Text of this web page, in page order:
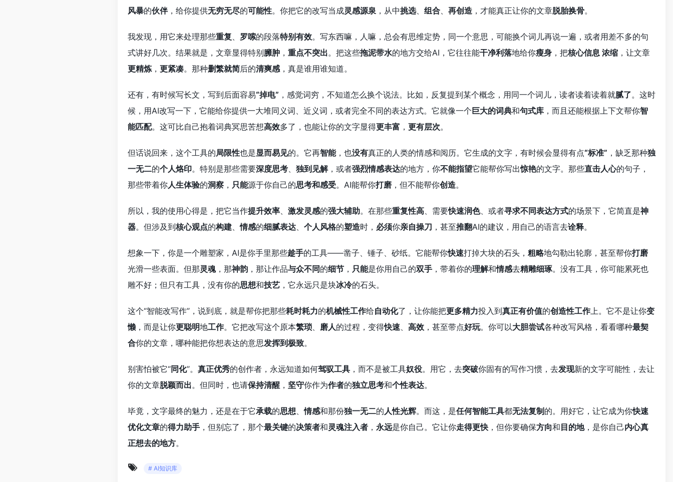
风暴的伙伴，给你提供无穷无尽的可能性。你把它的改写当成灵感源泉 ，从中挑选、 组合、 再创造 ，才能真正让你的文章脱胎换骨。
我发现，用它来处理那些重复、 罗嗦的段落特别有效。写东西嘛，人嘛，总会有思维定势，同一个意思，可能换个词儿再说一遍，或者用差不多的句
式讲好几次。结果就是，文章显得特别臃肿 ， 重点不突出。把这些拖泥带水的地方交给AI，它往往能干净利落地给你瘦身 ，把核心信息 浓缩 ，让文章
更精炼， 更紧凑。那种删繁就简后的清爽感，真是谁用谁知道。
还有，有时候写长文，写到后面容易“掉电” ，感觉词穷，不知道怎么换个说法。比如，反复提到某个概念，用同一个词儿，读者读着读着就腻了。这时
候，用AI改写一下，它能给你提供一大堆同义词、近义词，或者完全不同的表达方式。它就像一个 巨大的词典和句式库 ，而且还能根据上下文帮你智
能匹配。这可比自己抱着词典冥思苦想高效多了，也能让你的文字显得更丰富 ， 更有层次。
但话说回来，这个工具的局限性也是显而易见的。它再智能，也没有真正的人类的情感和阅历。它生成的文字，有时候会显得有点“标准” ，缺乏那种独
一无二的个人烙印。特别是那些需要深度思考、 独到见解，或者强烈情感表达的地方，你不能指望它能帮你写出惊艳的文字。那些直击人心的句子，
那些带着你人生体验的洞察 ， 只能源于你自己的思考和感受。AI能帮你打磨 ，但不能帮你创造。
所以，我的使用心得是，把它当作提升效率、 激发灵感的强大辅助。在那些重复性高、需要快速润色、或者寻求不同表达方式的场景下，它简直是神
器。但涉及到核心观点的构建、情感的细腻表达、 个人风格的塑造时， 必须你亲自操刀 ，甚至推翻AI的建议，用自己的语言去诠释。
想象一下，你是一个雕塑家，AI是你手里那些趁手的工具——凿子、锤子、砂纸。它能帮你快速打掉大块的石头， 粗略地勾勒出轮廓，甚至帮你打磨
光滑一些表面。但那灵魂，那神韵 ，那让作品与众不同的细节 ， 只能是你用自己的双手 ，带着你的理解和情感去精雕细琢。没有工具，你可能累死也
雕不好；但只有工具，没有你的思想和技艺 ，它永远只是块冰冷的石头。
这个“智能改写作”，说到底，就是帮你把那些耗时耗力的机械性工作给自动化了，让你能把更多精力投入到真正有价值的创造性工作上。它不是让你变
懒 ，而是让你更聪明地工作。它把改写这个原本繁琐、 磨人的过程，变得快速、 高效 ，甚至带点好玩。你可以大胆尝试各种改写风格，看看哪种最契
合你的文章，哪种能把你想表达的意思发挥到极致。
别害怕被它“同化”。 真正优秀的创作者，永远知道如何驾驭工具 ，而不是被工具奴役。用它，去突破你固有的写作习惯，去发现新的文字可能性，去让
你的文章脱颖而出。但同时，也请保持清醒 ， 坚守你作为作者的独立思考和个性表达。
毕竟，文字最终的魅力，还是在于它承载的思想、情感和那份独一无二的人性光辉。而这，是任何智能工具都无法复制 的。用好它，让它成为你快速
优化文章的得力助手 ，但别忘了，那个最关键的决策者和灵魂注入者 ， 永远是你自己。它让你走得更快 ，但你要确保方向和目的地，是你自己内心真
正想去的地方。
# AI知识库